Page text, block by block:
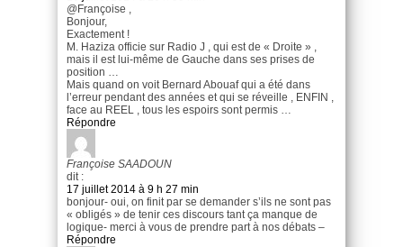
@Françoise ,
Bonjour,
Exactement !
M. Haziza officie sur Radio J , qui est de « Droite » ,
mais il est lui-même de Gauche dans ses prises de
position …
Mais quand on voit Bernard Abouaf qui a été dans
l’erreur pendant des années et qui se réveille , ENFIN ,
face au REEL , tous les espoirs sont permis …
Répondre
Françoise SAADOUN
dit :
17 juillet 2014 à 9 h 27 min
bonjour- oui, on finit par se demander s’ils ne sont pas
« obligés » de tenir ces discours tant ça manque de
logique- merci à vous de prendre part à nos débats –
Répondre